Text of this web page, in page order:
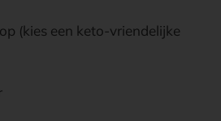
(kies een keto-vriendelijke